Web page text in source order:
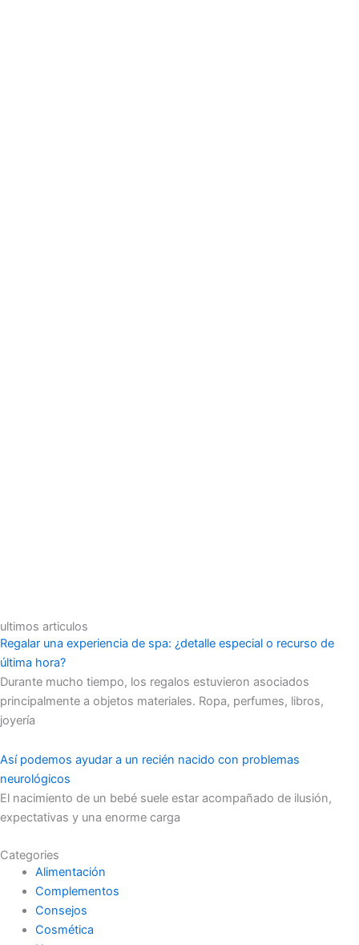
ultimos articulos
Regalar una experiencia de spa: ¿detalle especial o recurso de
última hora?
Durante mucho tiempo, los regalos estuvieron asociados
principalmente a objetos materiales. Ropa, perfumes, libros,
joyería
Así podemos ayudar a un recién nacido con problemas
neurológicos
El nacimiento de un bebé suele estar acompañado de ilusión,
expectativas y una enorme carga
Categories
Alimentación
Complementos
Consejos
Cosmética